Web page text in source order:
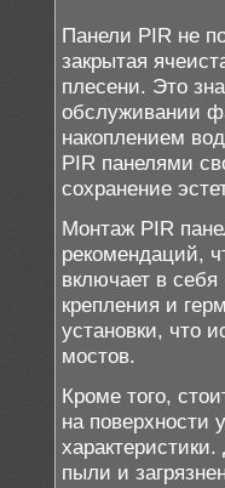
Панели PIR не
закрытая
плесени. Это
обслуживании
накоплением
PIR панелями
сохранение
Монтаж PIR
рекомендаций,
включает в
крепления и
установки, что
мостов.
Кроме того,
на поверхности
пыли и